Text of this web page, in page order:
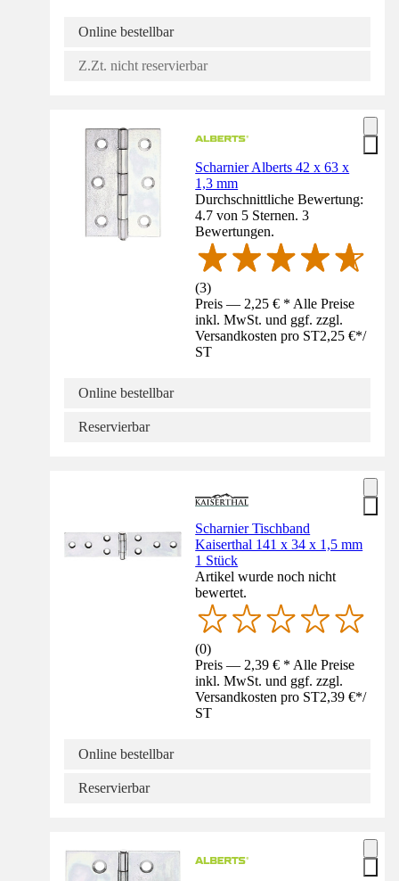
Online bestellbar
Z.Zt. nicht reservierbar
Scharnier Alberts 42 x 63 x
1,3 mm
Durchschnittliche Bewertung:
4.7 von 5 Sternen. 3
Bewertungen.
(3)
Preis — 2,25 € * Alle Preise
inkl. MwSt. und ggf. zzgl.
Versandkosten pro ST2,25 €*/
ST
Online bestellbar
Reservierbar
Scharnier Tischband
Kaiserthal 141 x 34 x 1,5 mm
1 Stück
Artikel wurde noch nicht
bewertet.
(0)
Preis — 2,39 € * Alle Preise
inkl. MwSt. und ggf. zzgl.
Versandkosten pro ST2,39 €*/
ST
Online bestellbar
Reservierbar